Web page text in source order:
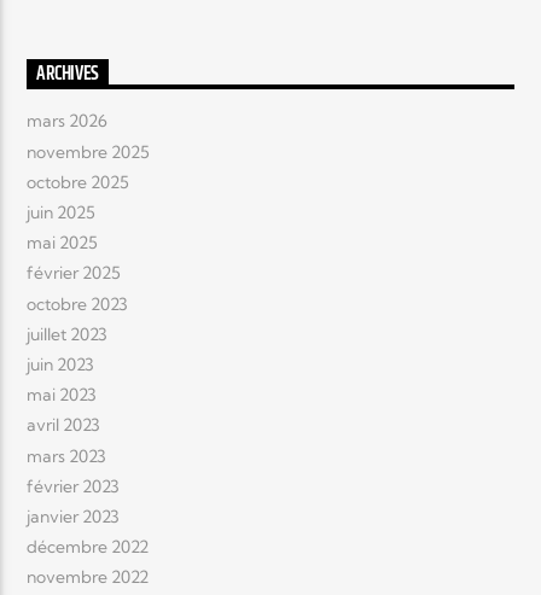
ARCHIVES
mars 2026
novembre 2025
octobre 2025
juin 2025
mai 2025
février 2025
octobre 2023
juillet 2023
juin 2023
mai 2023
avril 2023
mars 2023
février 2023
janvier 2023
décembre 2022
novembre 2022